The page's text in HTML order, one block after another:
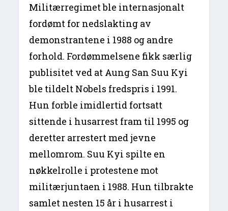
Militærregimet ble internasjonalt
fordømt for nedslakting av
demonstrantene i 1988 og andre
forhold. Fordømmelsene fikk særlig
publisitet ved at Aung San Suu Kyi
ble tildelt Nobels fredspris i 1991.
Hun forble imidlertid fortsatt
sittende i husarrest fram til 1995 og
deretter arrestert med jevne
mellomrom. Suu Kyi spilte en
nøkkelrolle i protestene mot
militærjuntaen i 1988. Hun tilbrakte
samlet nesten 15 år i husarrest i